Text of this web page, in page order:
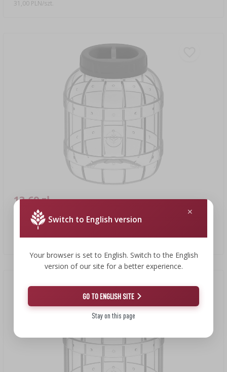
31,00 PLN/szt.
Nietłukący, wielofunkcyjny słoik z czarną zakrętką, 3L
13,69 zł
13,69 PLN/szt.
Switch to English version
Your browser is set to English. Switch to the English
version of our site for a better experience.
GO TO ENGLISH SITE
Stay on this page